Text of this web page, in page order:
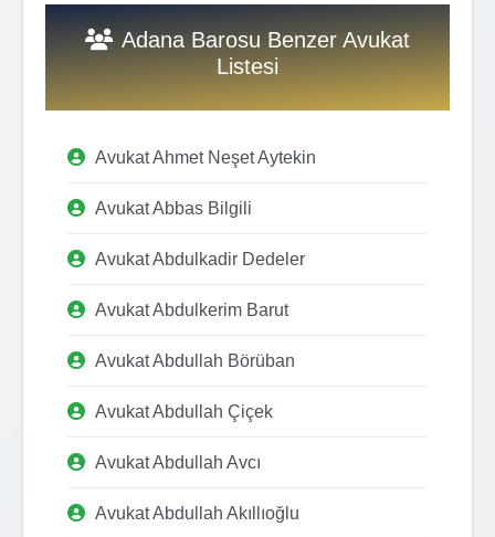
Adana Barosu Benzer Avukat
Listesi
Avukat Ahmet Neşet Aytekin
Avukat Abbas Bilgili
Avukat Abdulkadir Dedeler
Avukat Abdulkerim Barut
Avukat Abdullah Börüban
Avukat Abdullah Çiçek
Avukat Abdullah Avcı
Avukat Abdullah Akıllıoğlu